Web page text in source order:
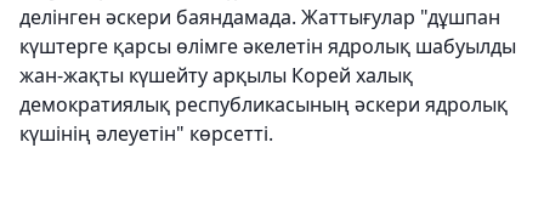
делінген әскери баяндамада. Жаттығулар "дұшпан
күштерге қарсы өлімге әкелетін ядролық шабуылды
жан-жақты күшейту арқылы Корей халық
демократиялық республикасының әскери ядролық
күшінің әлеуетін" көрсетті.